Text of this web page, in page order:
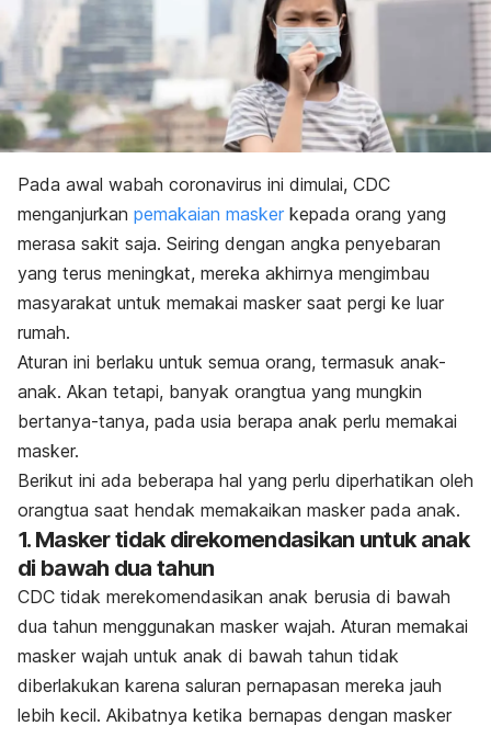
Pada awal wabah coronavirus ini dimulai, CDC
menganjurkan pemakaian masker kepada orang yang
merasa sakit saja. Seiring dengan angka penyebaran
yang terus meningkat, mereka akhirnya mengimbau
masyarakat untuk memakai masker saat pergi ke luar
rumah.
Aturan ini berlaku untuk semua orang, termasuk anak-
anak. Akan tetapi, banyak orangtua yang mungkin
bertanya-tanya, pada usia berapa anak perlu memakai
masker.
Berikut ini ada beberapa hal yang perlu diperhatikan oleh
orangtua saat hendak memakaikan masker pada anak.
1. Masker tidak direkomendasikan untuk anak
di bawah dua tahun
CDC tidak merekomendasikan anak berusia di bawah
dua tahun menggunakan masker wajah. Aturan memakai
masker wajah untuk anak di bawah tahun tidak
diberlakukan karena saluran pernapasan mereka jauh
lebih kecil. Akibatnya ketika bernapas dengan masker